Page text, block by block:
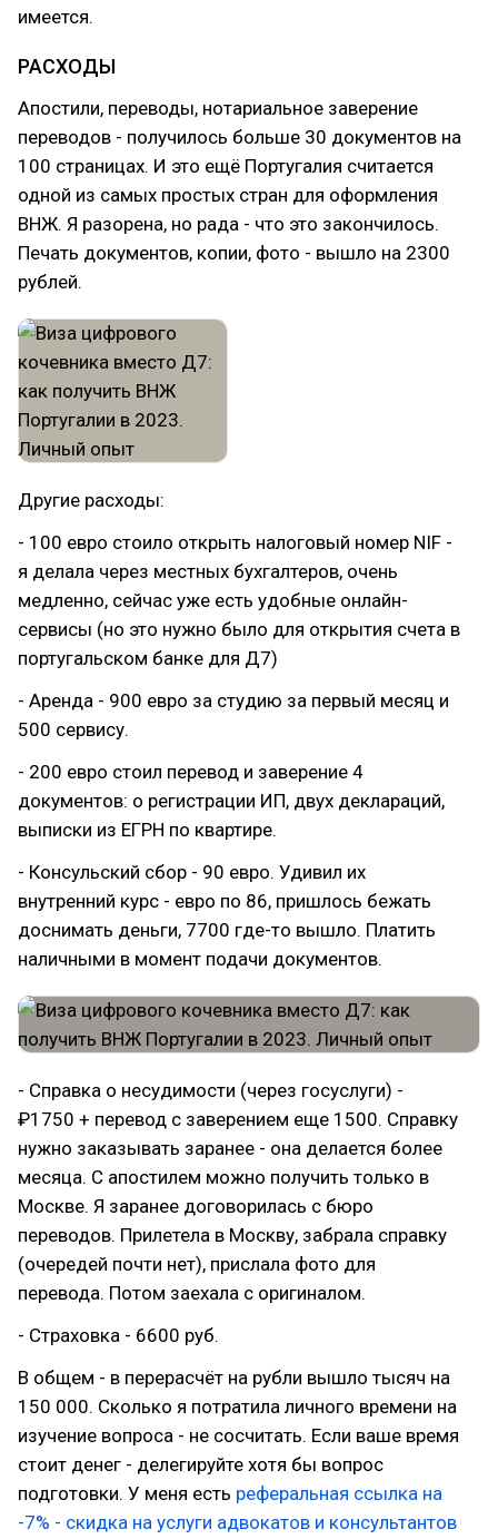
имеется.
РАСХОДЫ
Апостили, переводы, нотариальное заверение
переводов - получилось больше 30 документов на
100 страницах. И это ещё Португалия считается
одной из самых простых стран для оформления
ВНЖ. Я разорена, но рада - что это закончилось.
Печать документов, копии, фото - вышло на 2300
рублей.
Другие расходы:
- 100 евро стоило открыть налоговый номер NIF -
я делала через местных бухгалтеров, очень
медленно, сейчас уже есть удобные онлайн-
сервисы (но это нужно было для открытия счета в
португальском банке для Д7)
- Аренда - 900 евро за студию за первый месяц и
500 сервису.
- 200 евро стоил перевод и заверение 4
документов: о регистрации ИП, двух деклараций,
выписки из ЕГРН по квартире.
- Консульский сбор - 90 евро. Удивил их
внутренний курс - евро по 86, пришлось бежать
доснимать деньги, 7700 где-то вышло. Платить
наличными в момент подачи документов.
- Справка о несудимости (через госуслуги) -
₽1750 + перевод с заверением еще 1500. Справку
нужно заказывать заранее - она делается более
месяца. С апостилем можно получить только в
Москве. Я заранее договорилась с бюро
переводов. Прилетела в Москву, забрала справку
(очередей почти нет), прислала фото для
перевода. Потом заехала с оригиналом.
- Страховка - 6600 руб.
В общем - в перерасчёт на рубли вышло тысяч на
150 000. Сколько я потратила личного времени на
изучение вопроса - не сосчитать. Если ваше время
стоит денег - делегируйте хотя бы вопрос
подготовки. У меня есть реферальная ссылка на
-7% - скидка на услуги адвокатов и консультантов